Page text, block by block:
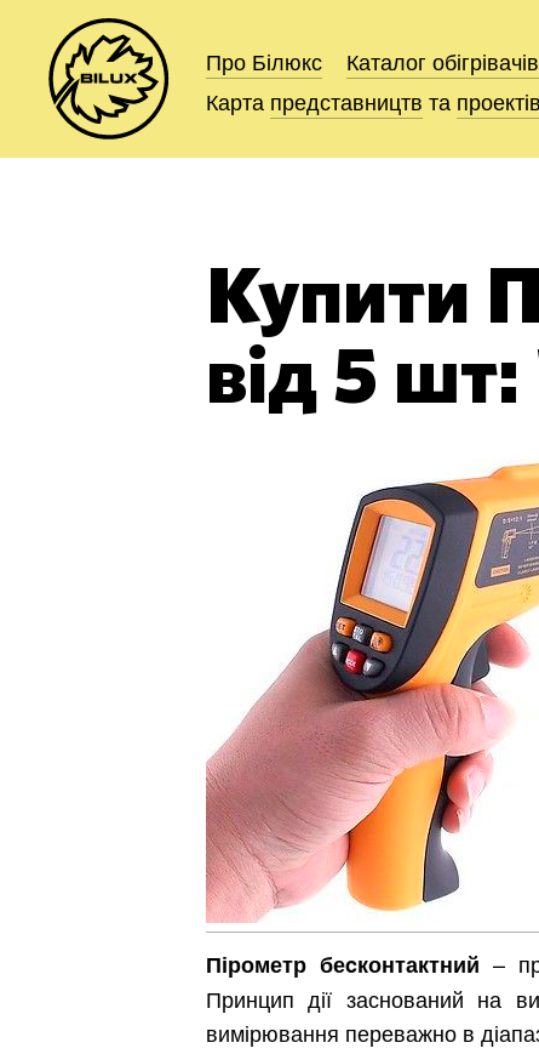
Про Білюкс Каталог обігрівачів
Карта представництв та проектів
Про Білюкс Каталог обігрівачів
Карта представництв та проектів
Купити
від 5
Пірометр беcконтактний –
Принцип дії заснований на
вимірювання переважно в Київ